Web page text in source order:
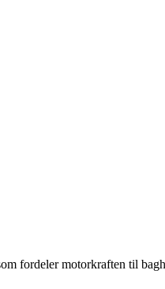
fordeler motorkraften til